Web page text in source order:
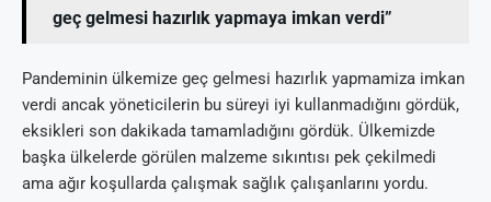
geç gelmesi hazırlık yapmaya imkan verdi”
Pandeminin ülkemize geç gelmesi hazırlık yapmamiza imkan
verdi ancak yöneticilerin bu süreyi iyi kullanmadığını gördük,
eksikleri son dakikada tamamladığını gördük. Ülkemizde
başka ülkelerde görülen malzeme sıkıntısı pek çekilmedi
ama ağır koşullarda çalışmak sağlık çalışanlarını yordu.